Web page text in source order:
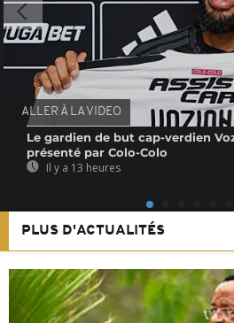
ALLER À LA VIDEO
Le gardien de but cap-verdien
présenté par Colo-Colo
Il y a 13 heures
PLUS D'ACTUALITÉS